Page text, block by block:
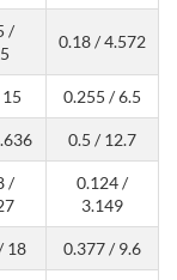
/
0.18 / 4.572
0.255 / 6.5
0.5 / 12.7
/
0.124 /
3.149
18 0.377 / 9.6